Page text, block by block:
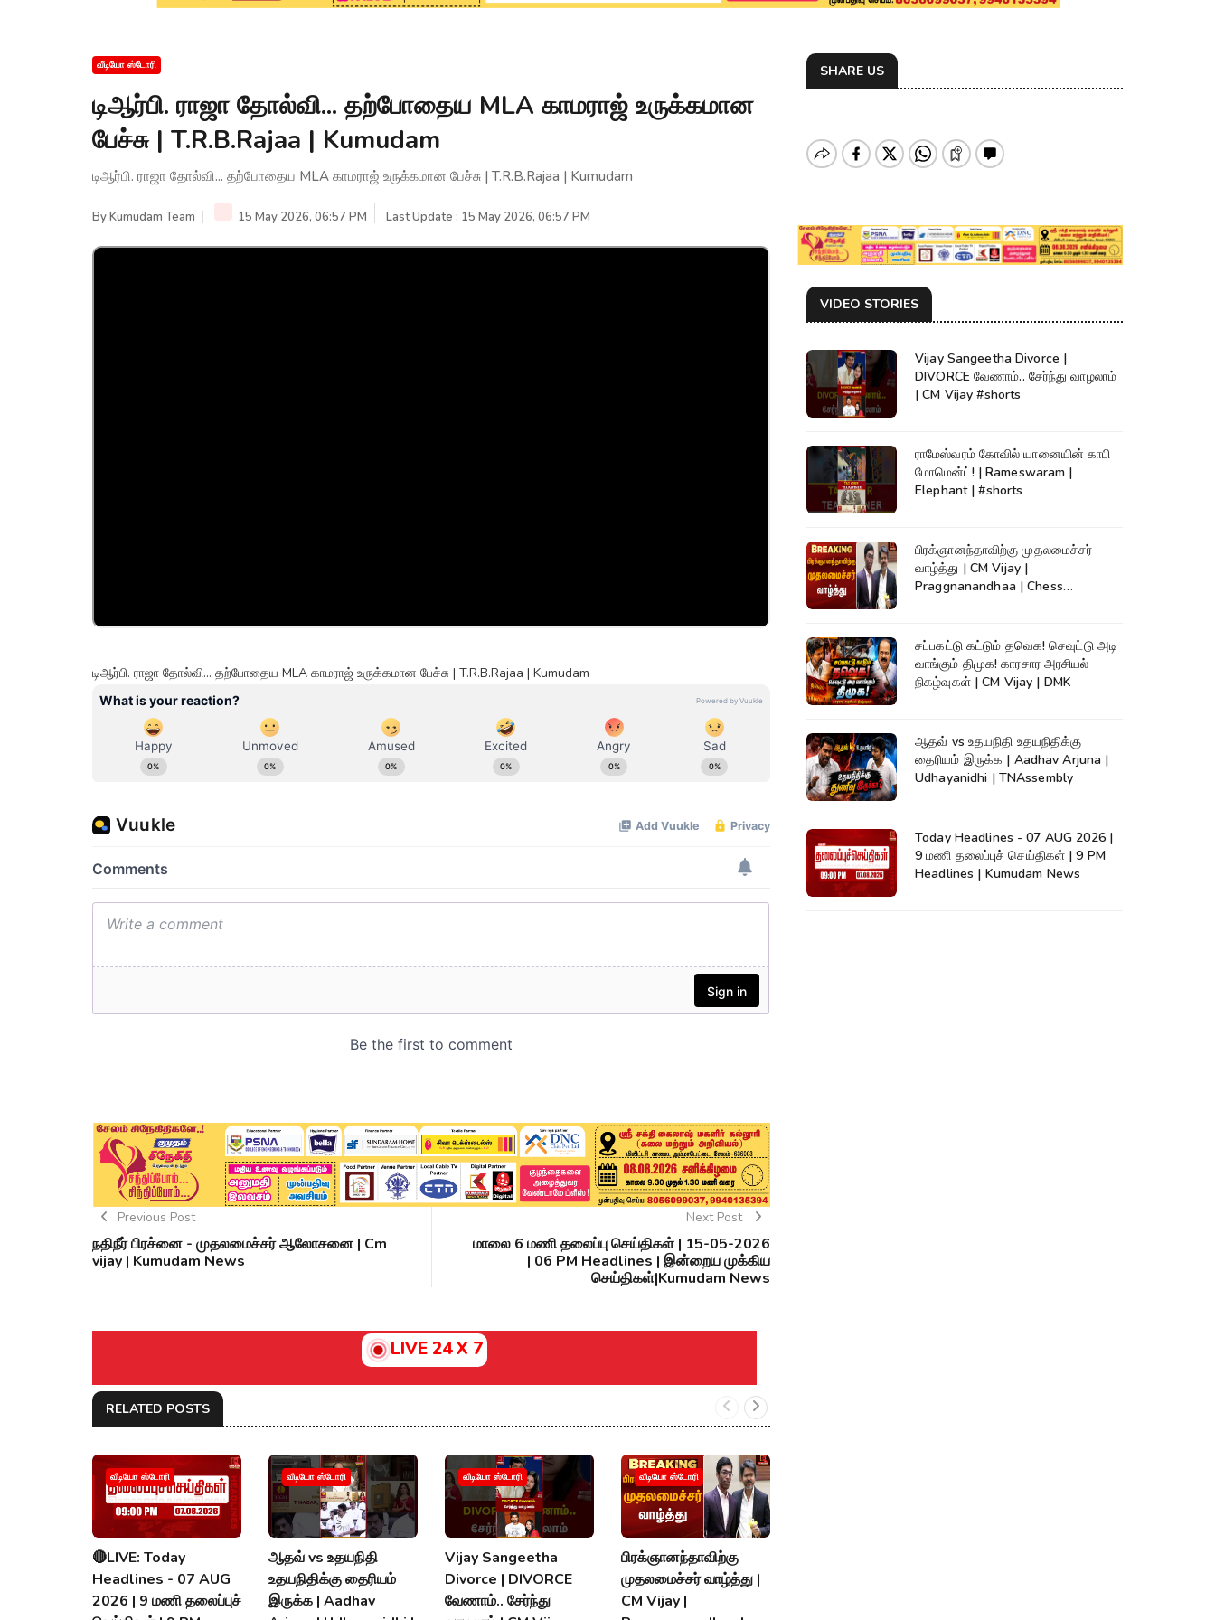
வீடியோ ஸ்டோரி
டிஆர்பி. ராஜா தோல்வி... தற்போதைய MLA காமராஜ் உருக்கமான
பேச்சு | T.R.B.Rajaa | Kumudam
டிஆர்பி. ராஜா தோல்வி... தற்போதைய MLA காமராஜ் உருக்கமான பேச்சு | T.R.B.Rajaa | Kumudam
ByKumudam Team 15 May 2026, 06:57 PM Last Update : 15 May 2026, 06:57 PM
டிஆர்பி. ராஜா தோல்வி... தற்போதைய MLA காமராஜ் உருக்கமான பேச்சு | T.R.B.Rajaa | Kumudam
Previous Post
நதிநீர் பிரச்னை - முதலமைச்சர் ஆலோசனை | Cm
vijay | Kumudam News
Next Post
மாலை 6 மணி தலைப்பு செய்திகள் | 15-05-2026
| 06 PM Headlines | இன்றைய முக்கிய
செய்திகள்|Kumudam News
LIVE 24 X 7
RELATED POSTS
வீடியோ ஸ்டோரி
🔴LIVE: Today
Headlines - 07 AUG
2026 | 9 மணி தலைப்புச்
வீடியோ ஸ்டோரி
ஆதவ் vs உதயநிதி
உதயநிதிக்கு தைரியம்
இருக்க | Aadhav
வீடியோ ஸ்டோரி
Vijay Sangeetha
Divorce | DIVORCE
வேணாம்.. சேர்ந்து
வீடியோ ஸ்டோரி
பிரக்ஞானந்தாவிற்கு
முதலமைச்சர் வாழ்த்து |
CM Vijay |
SHARE US
VIDEO STORIES
Vijay Sangeetha Divorce |
DIVORCE வேணாம்.. சேர்ந்து வாழலாம்
| CM Vijay #shorts
ராமேஸ்வரம் கோவில் யானையின் காபி
மோமென்ட்! | Rameswaram |
Elephant | #shorts
பிரக்ஞானந்தாவிற்கு முதலமைச்சர்
வாழ்த்து | CM Vijay |
Praggnanandhaa | Chess
சப்பகட்டு கட்டும் தவெக! செவுட்டு அடி
வாங்கும் திமுக! காரசார அரசியல்
நிகழ்வுகள் | CM Vijay | DMK
ஆதவ் vs உதயநிதி உதயநிதிக்கு
தைரியம் இருக்க | Aadhav Arjuna |
Udhayanidhi | TNAssembly
Today Headlines - 07 AUG 2026 |
9 மணி தலைப்புச் செய்திகள் | 9 PM
Headlines | Kumudam News